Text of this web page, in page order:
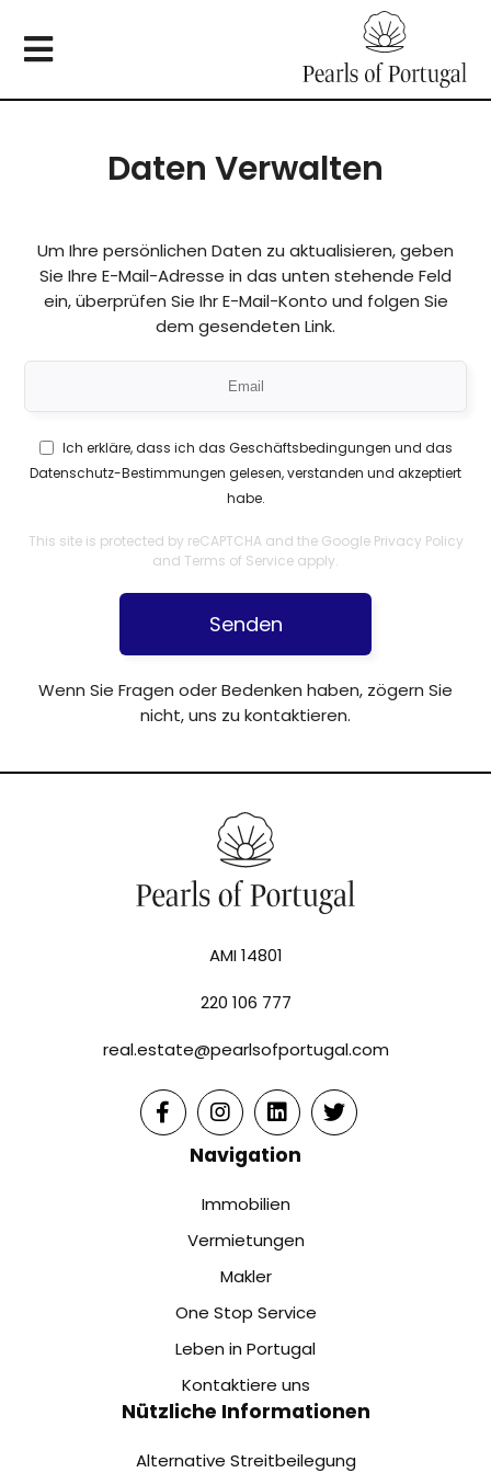
Daten Verwalten
Um Ihre persönlichen Daten zu aktualisieren, geben
Sie Ihre E-Mail-Adresse in das unten stehende Feld
ein, überprüfen Sie Ihr E-Mail-Konto und folgen Sie
dem gesendeten Link.
Ich erkläre, dass ich das Geschäftsbedingungen und das
Datenschutz-Bestimmungen gelesen, verstanden und akzeptiert
habe.
This site is protected by reCAPTCHA and the Google Privacy Policy
and Terms of Service apply.
Senden
Wenn Sie Fragen oder Bedenken haben, zögern Sie
nicht, uns zu kontaktieren.
AMI 14801
220 106 777
real.estate@pearlsofportugal.com
Navigation
Immobilien
Vermietungen
Makler
One Stop Service
Leben in Portugal
Kontaktiere uns
Nützliche Informationen
Alternative Streitbeilegung